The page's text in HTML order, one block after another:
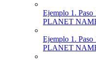
Ejemplo 1. Paso
PLANET NAME
Ejemplo 1.
PLANET